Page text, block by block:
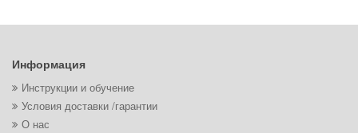
Информация
Инструкции и обучение
Условия доставки /гарантии
О нас